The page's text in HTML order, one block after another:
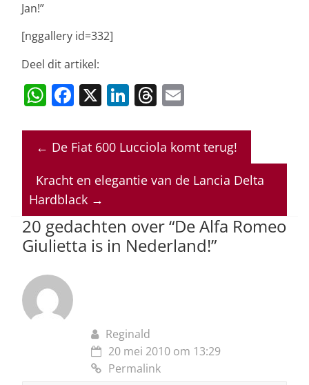
Jan!”
[nggallery id=332]
Deel dit artikel:
W
at
s
A
p
p
F
c
e
b
o
o
k
X Li
k
e
dI
T
re
a
d
ai
l
← De Fiat 600 Lucciola komt terug!
Kracht en elegantie van de Lancia Delta
Hardblack →
20 gedachten over “De Alfa Romeo
Giulietta is in Nederland!”
Reginald
20 mei 2010 om 13:29
Permalink